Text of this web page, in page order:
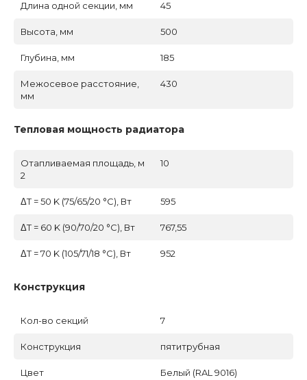
Длина одной секции, мм 45
Высота, мм 500
Глубина, мм 185
Межосевое расстояние,
мм
430
Тепловая мощность радиатора
Отапливаемая площадь, м
2
10
ΔT = 50 K (75/65/20 °C), Вт 595
ΔT = 60 K (90/70/20 °C), Вт 767,55
ΔT = 70 K (105/71/18 °C), Вт 952
Конструкция
Кол-во секций 7
Конструкция пятитрубная
Цвет Белый (RAL 9016)